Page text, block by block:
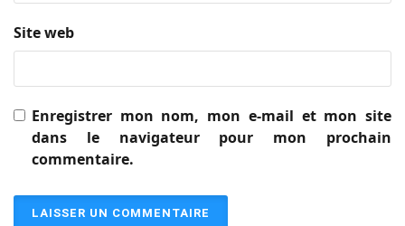
Site web
Enregistrer mon nom, mon e-mail et mon site
dans le navigateur pour mon prochain
commentaire.